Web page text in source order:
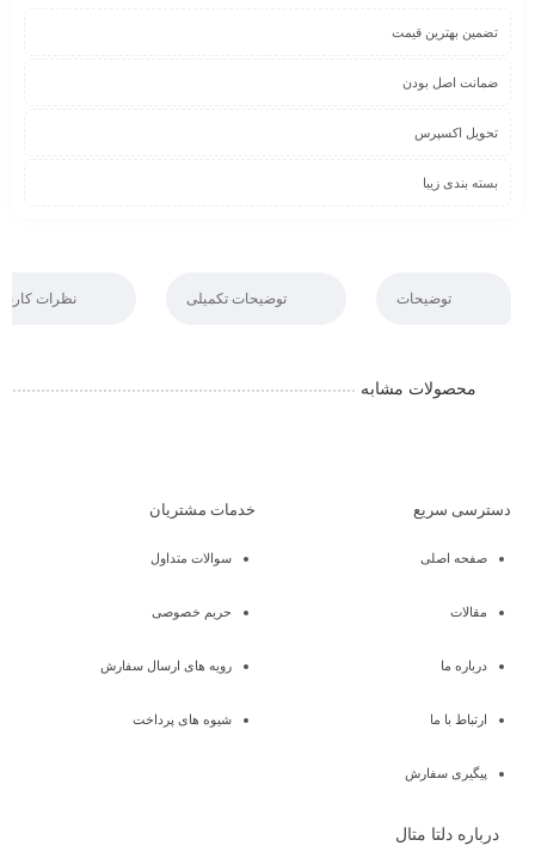
تضمین بهترین قیمت
ضمانت اصل بودن
تحویل اکسپرس
بسته بندی زیبا
توضیحات توضیحات تکمیلی نظرات
محصولات مشابه
دسترسی سریع
صفحه اصلی
مقالات
درباره ما
ارتباط با ما
پیگیری سفارش
خدمات مشتریان
سوالات متداول
حریم خصوصی
رویه های ارسال سفارش
شیوه های پرداخت
درباره دلتا متال